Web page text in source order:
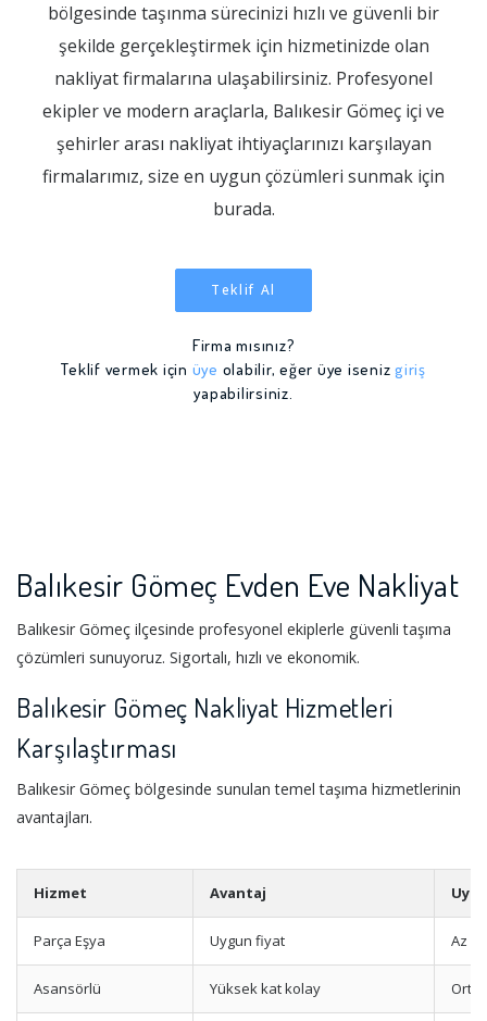
bölgesinde taşınma sürecinizi hızlı ve güvenli bir
şekilde gerçekleştirmek için hizmetinizde olan
nakliyat firmalarına ulaşabilirsiniz. Profesyonel
ekipler ve modern araçlarla, Balıkesir Gömeç içi ve
şehirler arası nakliyat ihtiyaçlarınızı karşılayan
firmalarımız, size en uygun çözümleri sunmak için
burada.
Teklif Al
Firma mısınız?
Teklif vermek için üye olabilir, eğer üye iseniz giriş
yapabilirsiniz.
Balıkesir Gömeç Evden Eve Nakliyat
Balıkesir Gömeç ilçesinde profesyonel ekiplerle güvenli taşıma
çözümleri sunuyoruz. Sigortalı, hızlı ve ekonomik.
Balıkesir Gömeç Nakliyat Hizmetleri
Karşılaştırması
Balıkesir Gömeç bölgesinde sunulan temel taşıma hizmetlerinin
avantajları.
Hizmet Avantaj
Parça Eşya Uygun fiyat Az
Asansörlü Yüksek kat kolay